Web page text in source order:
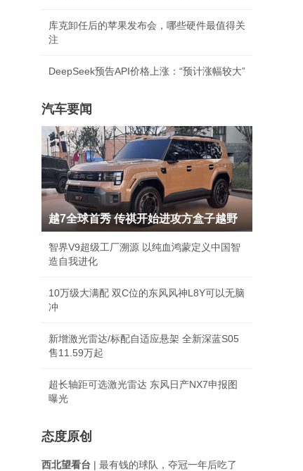
库克卸任后的苹果发布会，哪些硬件最值得关
注
DeepSeek预告API价格上涨：“预计涨幅较大”
汽车要闻
越7全球首秀 传祺开始进攻方盒子越野
智界V9超级工厂溯源 以纯血鸿蒙定义中国智
造自我进化
10万级大满配 双C位的东风风神L8Y可以无脑
冲
新增激光雷达/标配自适应悬架 全新深蓝S05
售11.59万起
超长轴距可选激光雷达 东风日产NX7申报图
曝光
态度原创
西北望看台 | 最有钱的球队，夺冠一年后吃了